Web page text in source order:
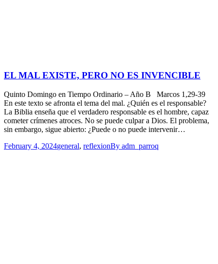
EL MAL EXISTE, PERO NO ES INVENCIBLE
Quinto Domingo en Tiempo Ordinario – Año B Marcos 1,29-39
En este texto se afronta el tema del mal. ¿Quién es el responsable?
La Biblia enseña que el verdadero responsable es el hombre, capaz
cometer crímenes atroces. No se puede culpar a Dios. El problema,
sin embargo, sigue abierto: ¿Puede o no puede intervenir…
February 4, 2024general, reflexionBy adm_parroq